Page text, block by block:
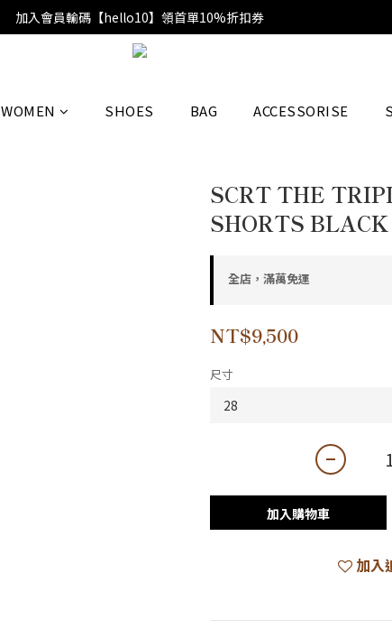
加入會員輸碼【hello10】領首單10%折扣券
WOMEN SHOES BAG ACCESSORISE
SCRT THE
SHORTS BLACK
全店，滿萬免運
NT$9,500
尺寸
加入購物車
加入